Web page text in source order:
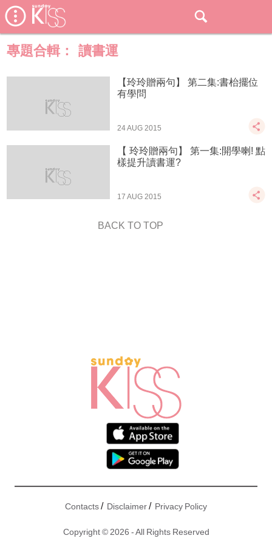
專題合輯： 讀書運
【玲玲贈兩句】 第二集:書枱擺位
有學問
24 AUG 2015
【 玲玲贈兩句】 第一集:開學喇! 點
樣提升讀書運?
17 AUG 2015
BACK TO TOP
Contacts/ Disclaimer/ Privacy Policy
Copyright © 2026 - All Rights Reserved